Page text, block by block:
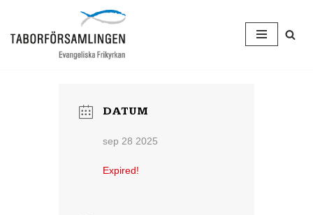
Hoppa
DATUM
sep 28 2025
Expired!